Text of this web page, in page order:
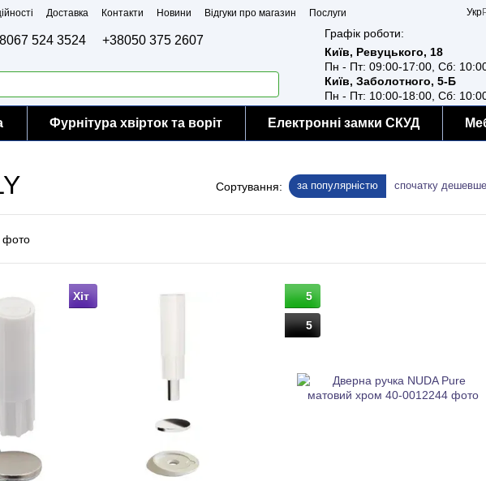
Доставка Контакти Новини Відгуки про магазин
Послуги
Укр
524 3524 +38050 375 2607
Графік роботи:
Київ, Ревуцького, 18
Пн - Пт: 09:00-17:00, Сб:
Київ, Заболотного, 5-Б
Пн - Пт: 10:00-18:00, Сб:
Фурнітура хвірток та воріт Електронні замки СКУД
Сортування: за популярністю спочатку дешевше
Хіт 5
5